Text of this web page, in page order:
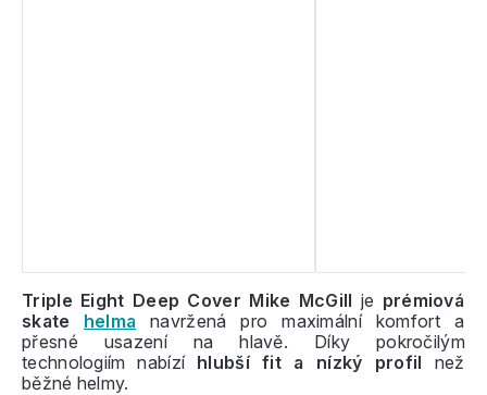
Triple Eight Deep Cover Mike McGill je prémiová
skate helma navržená pro maximální komfort a
přesné usazení na hlavě. Díky pokročilým
technologiím nabízí hlubší fit a nízký profil než
běžné helmy.